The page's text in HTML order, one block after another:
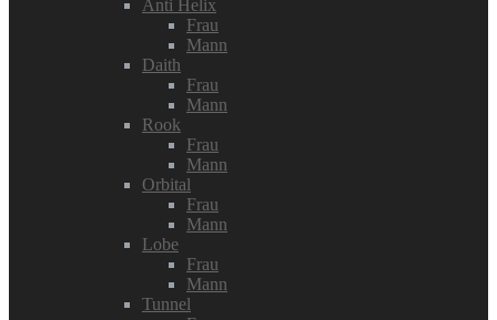
Anti Helix
Frau
Mann
Daith
Frau
Mann
Rook
Frau
Mann
Orbital
Frau
Mann
Lobe
Frau
Mann
Tunnel